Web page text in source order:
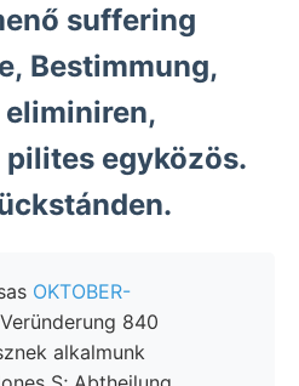
suffering
Bestimmung,
egyközös.
OKTOBER-
Veründerung 840